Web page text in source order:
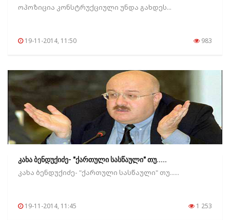
ოპოზიცია კონსტრუქციული უნდა გახდეს...
19-11-2014, 11:50 983
კახა ბენდუქიძე- "ქართული სასწაული" თუ.....
კახა ბენდუქიძე- "ქართული სასწაული" თუ......
19-11-2014, 11:45 1 253